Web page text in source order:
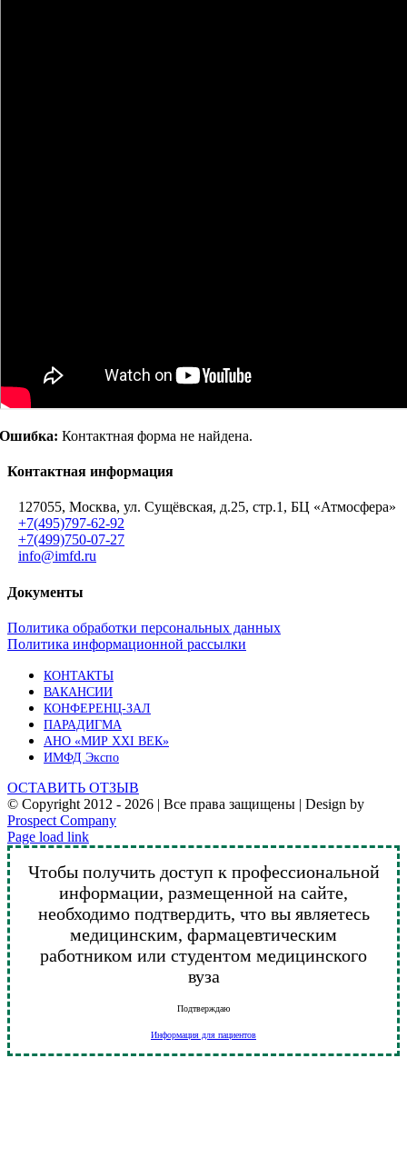
Ошибка: Контактная форма не найдена.
Контактная информация
127055, Москва, ул. Сущёвская, д.25, стр.1, БЦ «Атмосфера»
+7(495)797-62-92
+7(499)750-07-27
info@imfd.ru
Документы
Политика обработки персональных данных
Политика информационной рассылки
КОНТАКТЫ
ВАКАНСИИ
КОНФЕРЕНЦ-ЗАЛ
ПАРАДИГМА
АНО «МИР XXI ВЕК»
ИМФД Экспо
ОСТАВИТЬ ОТЗЫВ
© Copyright 2012 - 2026 | Все права защищены | Design by
Prospect Company
Vk
Telegram
YouTube
Email
Page load link
Чтобы получить доступ к профессиональной
информации, размещенной на сайте,
необходимо подтвердить, что вы являетесь
медицинским, фармацевтическим
работником или студентом медицинского
вуза
Подтверждаю
Информация для пациентов